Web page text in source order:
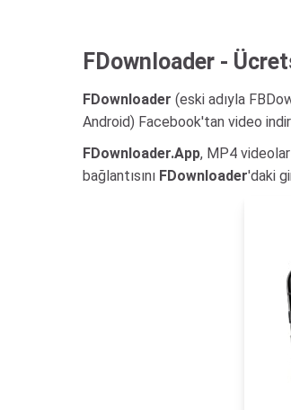
FDownloader -
FDownloader (eski adıyla
Android) Facebook'tan video
FDownloader.App, MP4
bağlantısını FDownloader'daki